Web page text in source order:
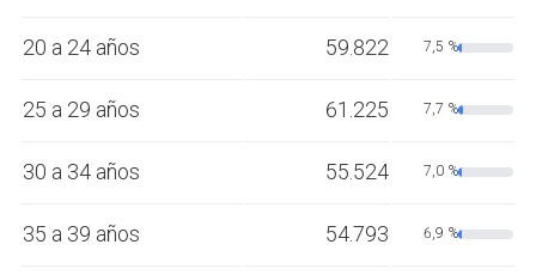
20 a 24 años 59.822 7,5 %
25 a 29 años 61.225 7,7 %
30 a 34 años 55.524 7,0 %
35 a 39 años 54.793 6,9 %